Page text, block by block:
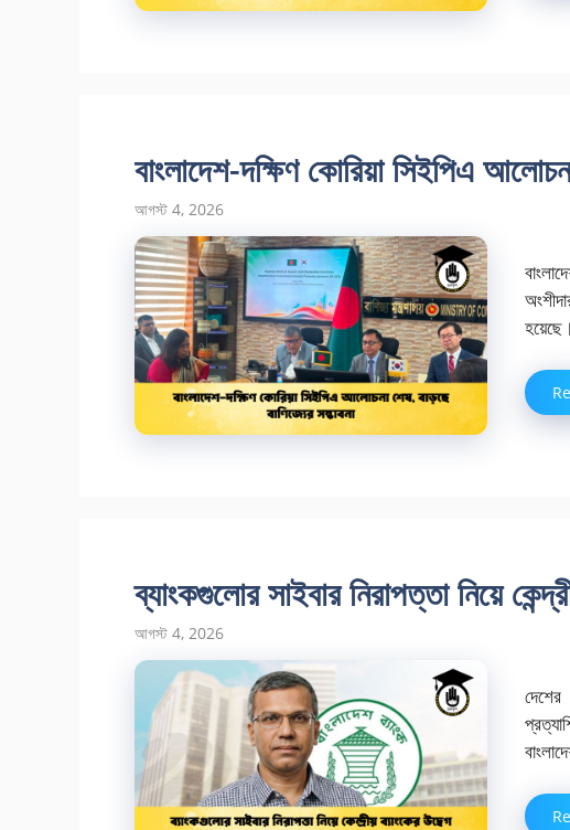
বাংলাদেশ-দক্ষিণ কোরিয়া সিইপিএ
আগস্ট 4, 2026
ব্যাংকগুলোর সাইবার নিরাপত্তা নিয়ে
আগস্ট 4, 2026